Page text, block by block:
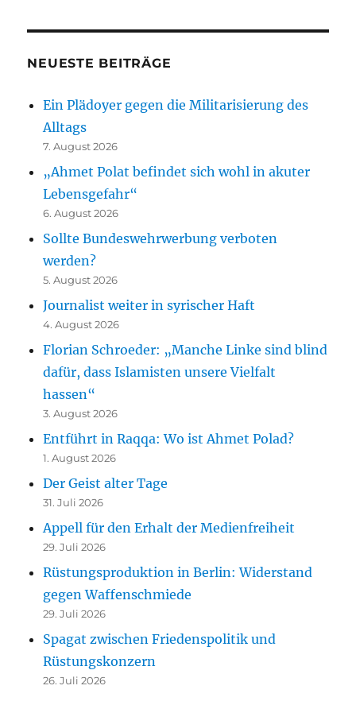
NEUESTE BEITRÄGE
Ein Plädoyer gegen die Militarisierung des
Alltags
7. August 2026
„Ahmet Polat befindet sich wohl in akuter
Lebensgefahr“
6. August 2026
Sollte Bundeswehrwerbung verboten
werden?
5. August 2026
Journalist weiter in syrischer Haft
4. August 2026
Florian Schroeder: „Manche Linke sind blind
dafür, dass Islamisten unsere Vielfalt
hassen“
3. August 2026
Entführt in Raqqa: Wo ist Ahmet Polad?
1. August 2026
Der Geist alter Tage
31. Juli 2026
Appell für den Erhalt der Medienfreiheit
29. Juli 2026
Rüstungsproduktion in Berlin: Widerstand
gegen Waffenschmiede
29. Juli 2026
Spagat zwischen Friedenspolitik und
Rüstungskonzern
26. Juli 2026